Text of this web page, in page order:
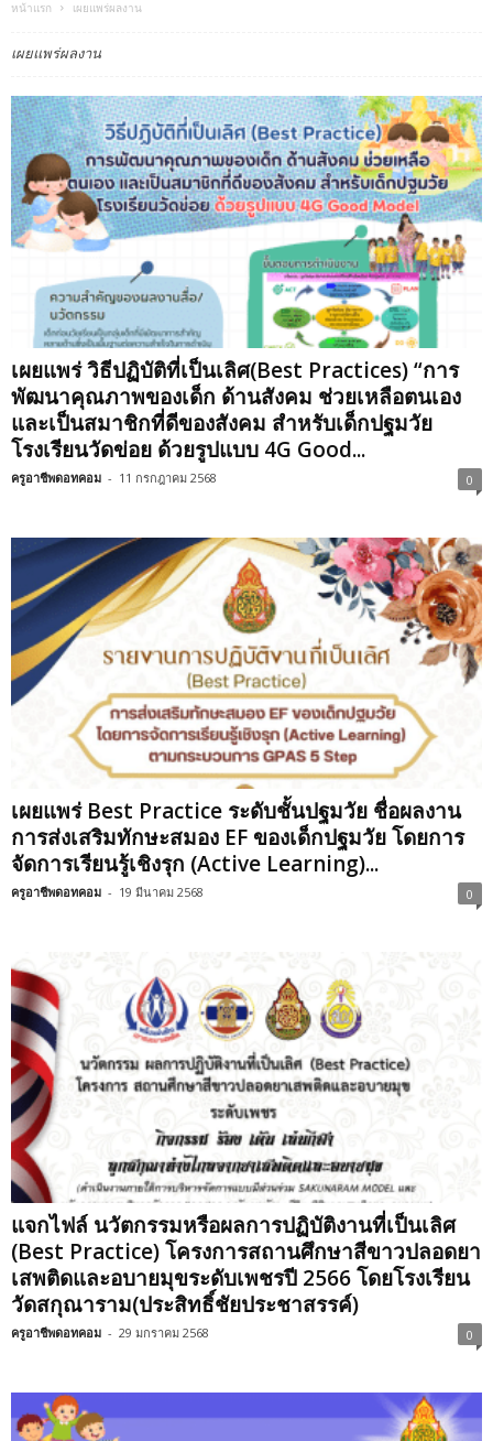
หน้าแรก เผยแพร่ผลงาน
เผยแพร่ผลงาน
เผยแพร่ วิธีปฏิบัติที่เป็นเลิศ(Best Practices) “การ
พัฒนาคุณภาพของเด็ก ด้านสังคม ช่วยเหลือตนเอง
และเป็นสมาชิกที่ดีของสังคม สำหรับเด็กปฐมวัย
โรงเรียนวัดข่อย ด้วยรูปแบบ 4G Good...
ครูอาชีพดอทคอม - 11 กรกฎาคม 2568 0
เผยแพร่ Best Practice ระดับชั้นปฐมวัย ชื่อผลงาน
การส่งเสริมทักษะสมอง EF ของเด็กปฐมวัย โดยการ
จัดการเรียนรู้เชิงรุก (Active Learning)...
ครูอาชีพดอทคอม - 19 มีนาคม 2568 0
แจกไฟล์ นวัตกรรมหรือผลการปฏิบัติงานที่เป็นเลิศ
(Best Practice) โครงการสถานศึกษาสีขาวปลอดยา
เสพติดและอบายมุขระดับเพชรปี 2566 โดยโรงเรียน
วัดสกุณาราม(ประสิทธิ์ชัยประชาสรรค์)
ครูอาชีพดอทคอม - 29 มกราคม 2568 0